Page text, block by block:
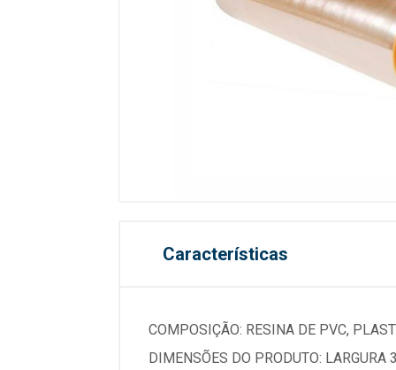
Características
COMPOSIÇÃO: RESINA DE PVC,
DIMENSÕES DO PRODUTO: